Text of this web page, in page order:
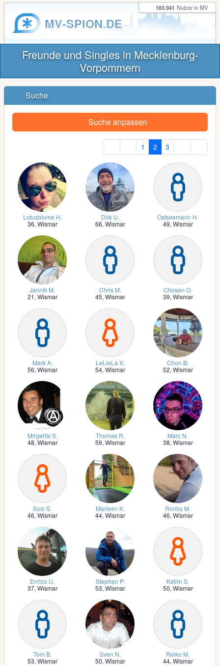
MV-SPION.DE
183.941 Nutzer in MV
Freunde und Singles in Mecklenburg-
Vorpommern
Suche
Suche anpassen
1 2 3
Lotusblume H.
36, Wismar
Dirk U.
66, Wismar
Ostseemann H.
49, Wismar
Jannik M.
21, Wismar
Chris M.
45, Wismar
Chosen O.
39, Wismar
Mark A.
56, Wismar
LeLieLa X.
54, Wismar
Chon B.
52, Wismar
Mirgehts S.
48, Wismar
Thomas R.
59, Wismar
Marc N.
38, Wismar
Susi S.
46, Wismar
Marleen K.
44, Wismar
Ronby M.
46, Wismar
Enrico U.
37, Wismar
Stephan P.
53, Wismar
Katrin S.
50, Wismar
Tom B.
53, Wismar
Sven N.
50, Wismar
Reiko M.
44, Wismar